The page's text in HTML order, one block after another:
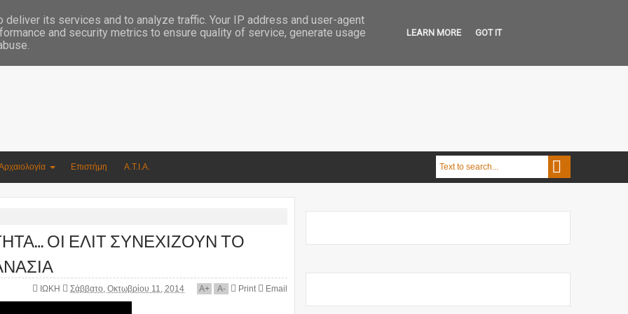
Επιστήμη Α.Τ.Ι.Α.
ΟΙ ΕΛΙΤ ΣΥΝΕΧΙΖΟΥΝ ΤΟ
ΙΩΚΗ Σάββατο, Οκτωβρίου 11, 2014 A+ A- Print Email
its services and to analyze traffic. Your IP address and user-agent
and security metrics to ensure quality of service, generate usage
LEARN MORE GOT IT